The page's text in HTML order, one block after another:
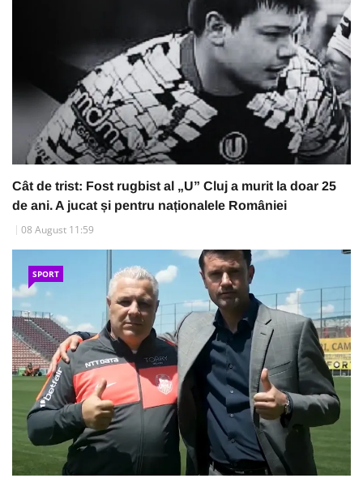
Cât de trist: Fost rugbist al „U” Cluj a murit la doar 25
de ani. A jucat și pentru naționalele României
08 August 11:59
SPORT